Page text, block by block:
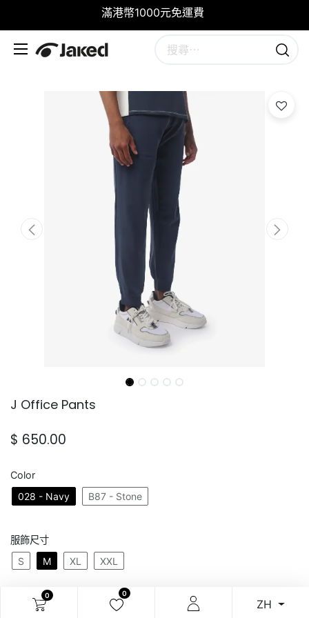
0 0
ZH
滿港幣1000元免運費
J Office Pants
$ 650.00
Color
028 - Navy
B87 - Stone
服飾尺寸
S
M XL XXL
加入購物車